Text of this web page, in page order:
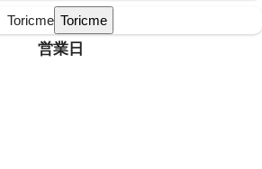
Toricme
営業日